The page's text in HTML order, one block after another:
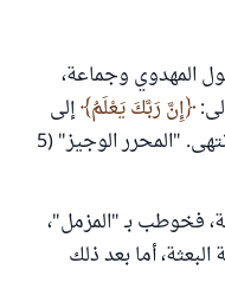
المهدوي وجماعة،
إِنَّ رَبَّكَ يَعْلَمُ إلى
آخر السورة، فإن ذلك نزل بالمدينة" انتهى. "المحرر الوجيز" (5
فخوطب بـ "المزمل"،
أما بعد ذلك